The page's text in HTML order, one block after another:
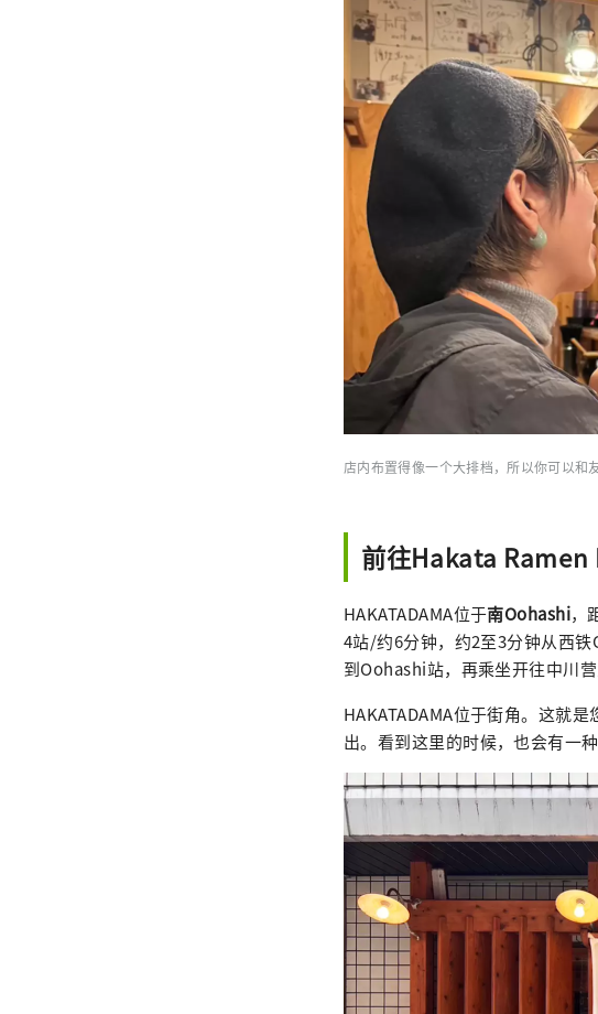
店内布置得像一个大排档，所以你可以和
前往Hakata Ramen
HAKATADAMA位于南Oohashi，
4站/约6分钟，约2至3分钟从西
到Oohashi站，再乘坐开往中川营
HAKATADAMA位于街角。这就
出。看到这里的时候，也会有一